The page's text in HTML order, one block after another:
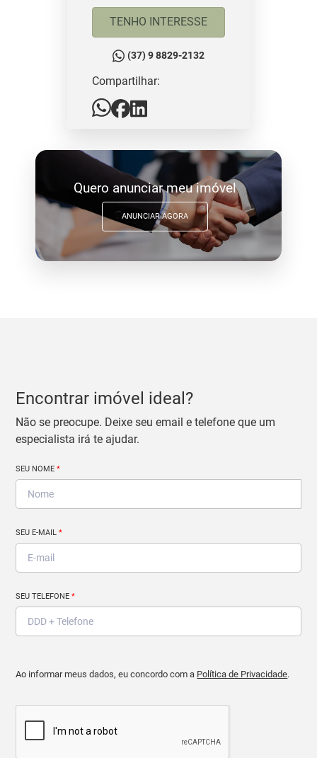
TENHO INTERESSE
(37) 9 8829-2132
Compartilhar:
Quero anunciar meu imóvel
ANUNCIAR AGORA
Encontrar imóvel ideal?
Não se preocupe. Deixe seu email e telefone que um
especialista irá te ajudar.
SEU NOME*
SEU E-MAIL*
SEU TELEFONE*
Ao informar meus dados, eu concordo com a Política de Privacidade.